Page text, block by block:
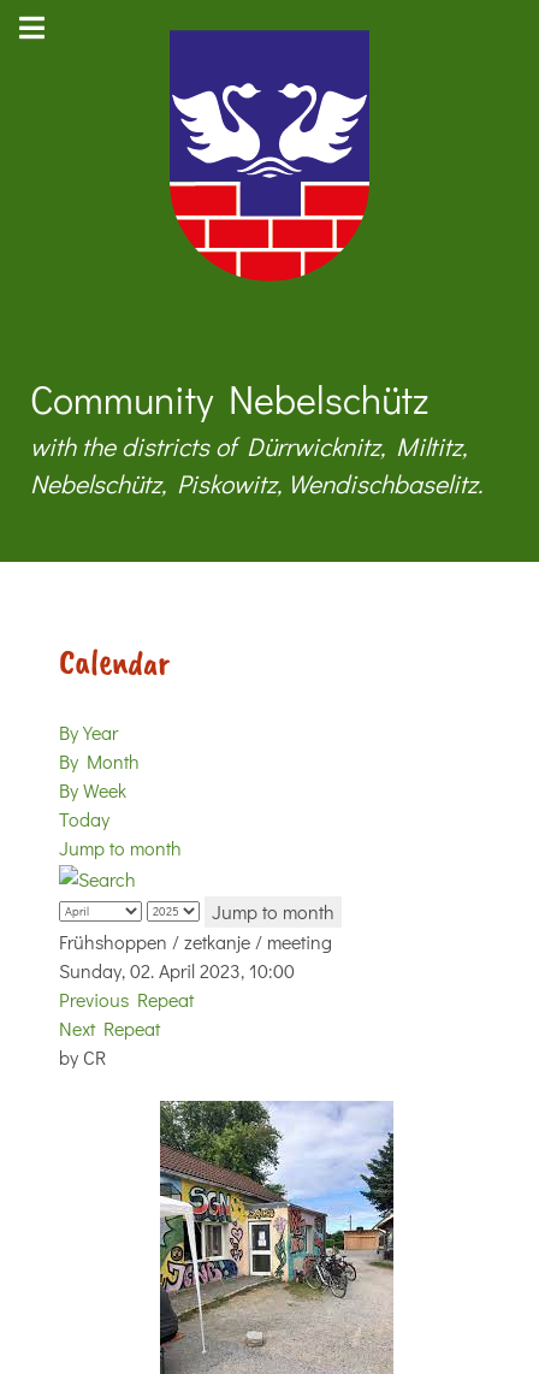
Community Nebelschütz
with the districts of Dürrwicknitz, Miltitz,
Nebelschütz, Piskowitz, Wendischbaselitz.
Calendar
By Year
By Month
By Week
Today
Jump to month
Jump to month
Frühshoppen / zetkanje / meeting
Sunday, 02. April 2023, 10:00
Previous Repeat
Next Repeat
by CR